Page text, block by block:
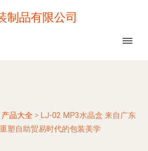
制品有限公司
产品大全 > LJ-02 MP3水晶盒 来自广东
塑自助贸易时代的包装美学